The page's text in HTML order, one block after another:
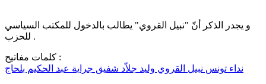
و يجدر الذكر أنّ "نبيل القروي" يطالب بالدخول للمكتب السياسي
للحزب .
كلمات مفاتيح :
نداء تونس نبيل القروي وليد جلاّد شفيق جراية عبد الحكيم بلحاج